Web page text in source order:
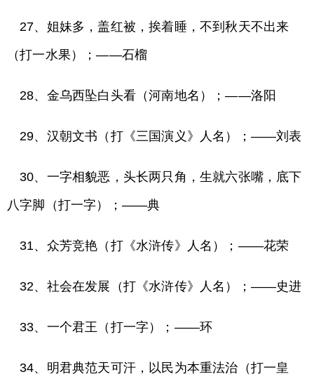
27、姐妹多，盖红被，挨着睡，不到秋天不出来
（打一水果）；——石榴
28、金乌西坠白头看（河南地名）；——洛阳
29、汉朝文书（打《三国演义》人名）；——刘表
30、一字相貌恶，头长两只角，生就六张嘴，底下
八字脚（打一字）；——典
31、众芳竞艳（打《水浒传》人名）；——花荣
32、社会在发展（打《水浒传》人名）；——史进
33、一个君王（打一字）；——环
34、明君典范天可汗，以民为本重法治（打一皇